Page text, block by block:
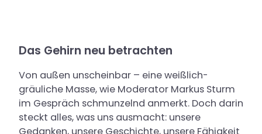
Das Gehirn neu betrachten
Von außen unscheinbar – eine weißlich-
gräuliche Masse, wie Moderator Markus Sturm
im Gespräch schmunzelnd anmerkt. Doch darin
steckt alles, was uns ausmacht: unsere